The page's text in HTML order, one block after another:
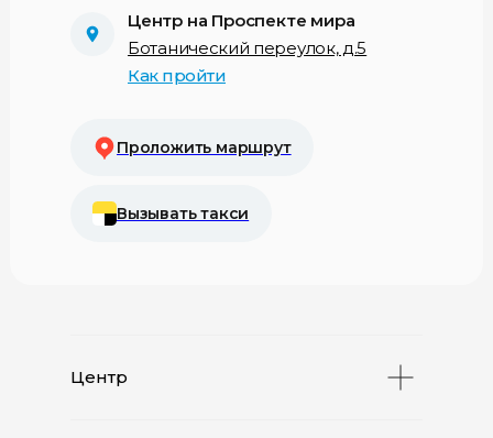
Центр на Проспекте мира
Ботанический переулок, д.5
Вызывать такси
Проложить маршрут
Как пройти
Центр